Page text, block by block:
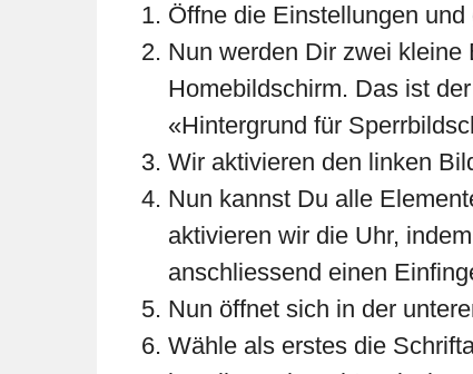
Öffne die Einstellungen
Nun werden Dir zwei
Homebildschirm. Das ist
«Hintergrund für
Wir aktivieren den linken
Nun kannst Du alle
aktivieren wir die Uhr,
anschliessend einen
Nun öffnet sich in der
Wähle als erstes die